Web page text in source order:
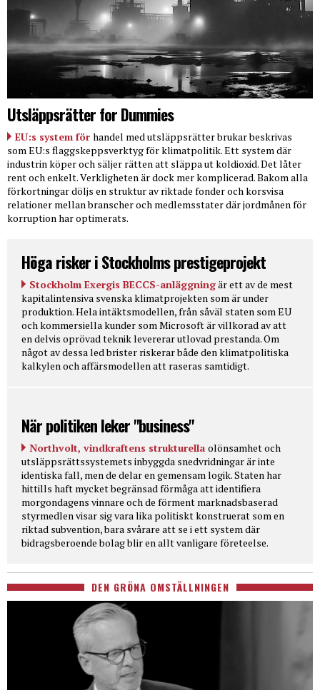
Utsläppsrätter for Dummies
EU:s system för handel med utsläppsrätter brukar beskrivas
som EU:s flaggskeppsverktyg för klimatpolitik. Ett system där
industrin köper och säljer rätten att släppa ut koldioxid. Det låter
rent och enkelt. Verkligheten är dock mer komplicerad. Bakom alla
förkortningar döljs en struktur av riktade fonder och korsvisa
relationer mellan branscher och medlemsstater där jordmånen för
korruption har optimerats.
Höga risker i Stockholms prestigeprojekt
Stockholm Exergis BECCS-anläggningär ett av de mest
kapitalintensiva svenska klimatprojekten som är under
produktion. Hela intäktsmodellen, från såväl staten som EU
och kommersiella kunder som Microsoft är villkorad av att
en delvis oprövad teknik levererar utlovad prestanda. Om
något av dessa led brister riskerar både den klimatpolitiska
kalkylen och affärsmodellen att raseras samtidigt.
När politiken leker "business"
Northvolt, vindkraftens strukturella olönsamhet och
utsläppsrättssystemets inbyggda snedvridningar är inte
identiska fall, men de delar en gemensam logik. Staten har
hittills haft mycket begränsad förmåga att identifiera
morgondagens vinnare och de förment marknadsbaserad
styrmedlen visar sig vara lika politiskt konstruerat som en
riktad subvention, bara svårare att se i ett system där
bidragsberoende bolag blir en allt vanligare företeelse.
DEN GRÖNA OMSTÄLLNINGEN